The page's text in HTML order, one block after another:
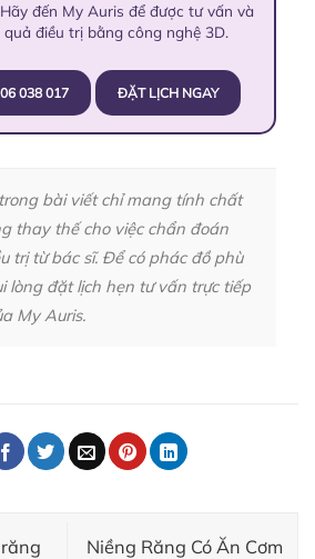
đến My Auris để được tư vấn và
điều trị bằng công nghệ 3D.
038 017 ĐẶT LỊCH NGAY
bài viết chỉ mang tính chất
thay thế cho việc chẩn đoán
trị từ bác sĩ. Để có phác đồ phù
lòng đặt lịch hẹn tư vấn trực tiếp
My Auris.
Niềng Răng Có Ăn Cơm